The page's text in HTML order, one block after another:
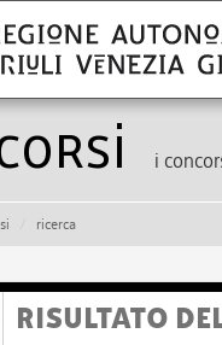
i
ricerca
RISULTATO